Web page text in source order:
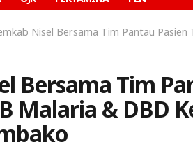
Nisel Bersama Tim Pantau
Bersama Tim
Malaria & DBD